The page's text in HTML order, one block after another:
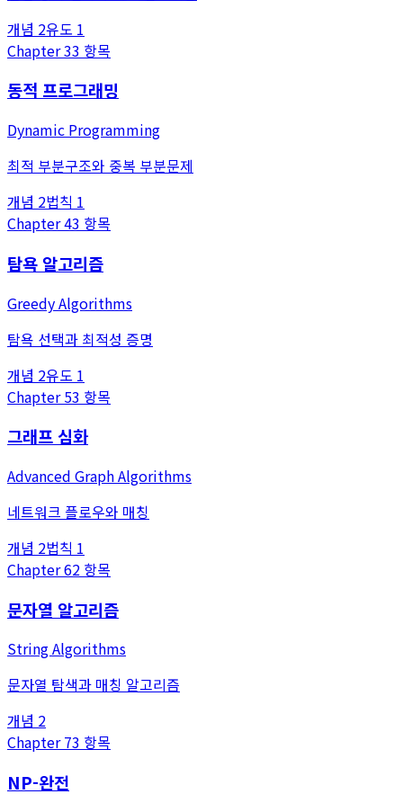
개념 2유도 1
Chapter33 항목
동적 프로그래밍
Dynamic Programming
최적 부분구조와 중복 부분문제
개념 2법칙 1
Chapter43 항목
탐욕 알고리즘
Greedy Algorithms
탐욕 선택과 최적성 증명
개념 2유도 1
Chapter53 항목
그래프 심화
Advanced Graph Algorithms
네트워크 플로우와 매칭
개념 2법칙 1
Chapter62 항목
문자열 알고리즘
String Algorithms
문자열 탐색과 매칭 알고리즘
개념 2
Chapter73 항목
NP-완전